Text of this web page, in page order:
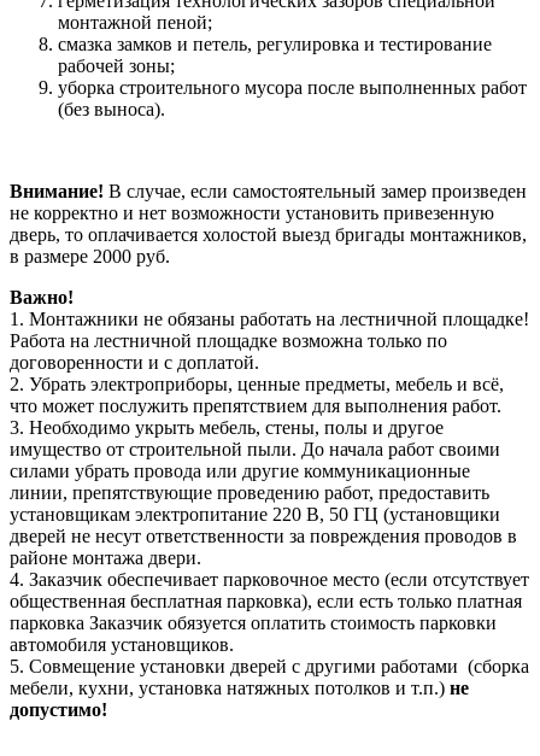
монтажной пеной;
смазка замков и петель, регулировка и тестирование
рабочей зоны;
уборка строительного мусора после выполненных работ
(без выноса).
Внимание! В случае, если самостоятельный замер произведен
не корректно и нет возможности установить привезенную
дверь, то оплачивается холостой выезд бригады монтажников,
в размере 2000 руб.
Важно!
1. Монтажники не обязаны работать на лестничной площадке!
Работа на лестничной площадке возможна только по
договоренности и с доплатой.
2. Убрать электроприборы, ценные предметы, мебель и всё,
что может послужить препятствием для выполнения работ.
3. Необходимо укрыть мебель, стены, полы и другое
имущество от строительной пыли. До начала работ своими
силами убрать провода или другие коммуникационные
линии, препятствующие проведению работ, предоставить
установщикам электропитание 220 В, 50 ГЦ (установщики
дверей не несут ответственности за повреждения проводов в
районе монтажа двери.
4. Заказчик обеспечивает парковочное место (если отсутствует
общественная бесплатная парковка), если есть только платная
парковка Заказчик обязуется оплатить стоимость парковки
автомобиля установщиков.
5. Совмещение установки дверей с другими работами (сборка
мебели, кухни, установка натяжных потолков и т.п.) не
допустимо!